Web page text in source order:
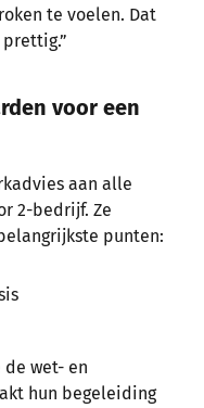
te voelen. Dat
voor een
aan alle
2-bedrijf. Ze
punten:
de wet- en
hun begeleiding